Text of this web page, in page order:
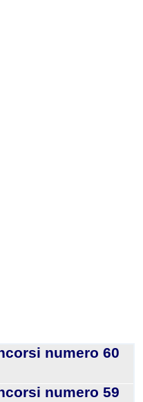
numero 60
numero 59